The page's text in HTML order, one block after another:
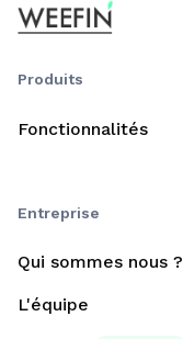
Produits
Fonctionnalités
Entreprise
Qui sommes nous ?
L'équipe